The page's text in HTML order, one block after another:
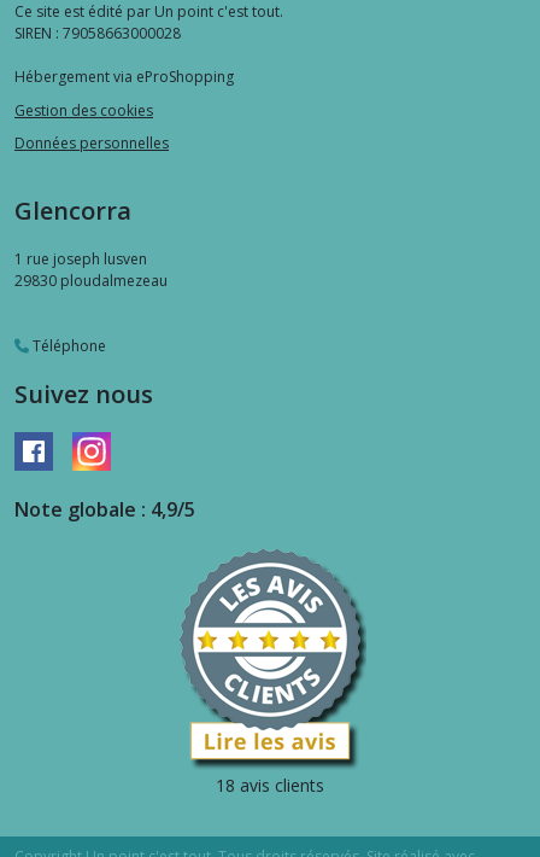
Ce site est édité par Un point c'est tout.
SIREN : 79058663000028
Hébergement via eProShopping
Gestion des cookies
Données personnelles
Glencorra
1 rue joseph lusven
29830 ploudalmezeau
Téléphone
Suivez nous
Note globale : 4,9/5
18 avis clients